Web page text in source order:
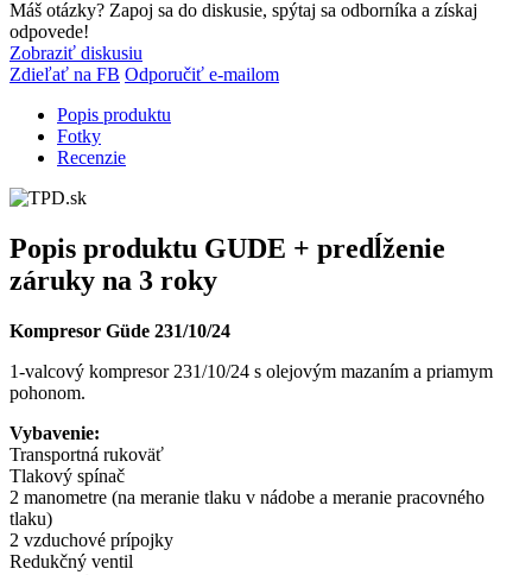
Máš otázky? Zapoj sa do diskusie, spýtaj sa odborníka a získaj
odpovede!
Zobraziť diskusiu
Zdieľať na FB Odporučiť e-mailom
Popis produktu
Fotky
Recenzie
Popis produktu GUDE + predĺženie
záruky na 3 roky
Kompresor Güde 231/10/24
1-valcový kompresor 231/10/24 s olejovým mazaním a priamym
pohonom.
Vybavenie:
Transportná rukoväť
Tlakový spínač
2 manometre (na meranie tlaku v nádobe a meranie pracovného
tlaku)
2 vzduchové prípojky
Redukčný ventil